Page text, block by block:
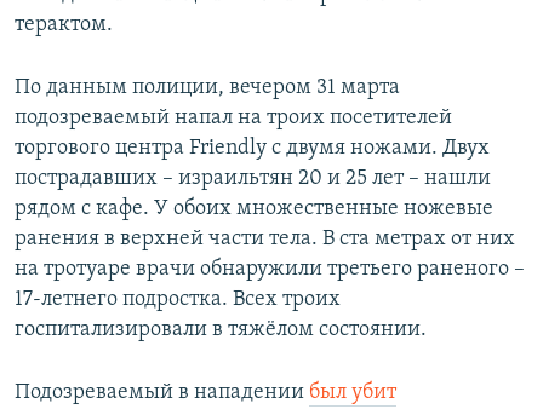
терактом.
По данным полиции, вечером 31 марта
подозреваемый напал на троих посетителей
торгового центра Friendly с двумя ножами. Двух
пострадавших – израильтян 20 и 25 лет – нашли
рядом с кафе. У обоих множественные ножевые
ранения в верхней части тела. В ста метрах от них
на тротуаре врачи обнаружили третьего раненого –
17-летнего подростка. Всех троих
госпитализировали в тяжёлом состоянии.
Подозреваемый в нападении был убит